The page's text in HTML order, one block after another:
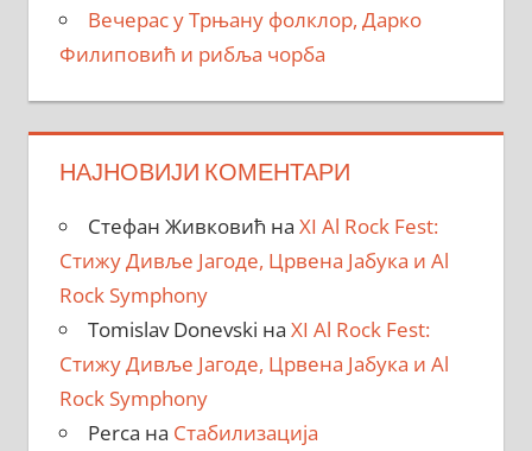
Вечерас у Трњану фолклор, Дарко
Филиповић и рибља чорба
НАЈНОВИЈИ КОМЕНТАРИ
Стефан Живковић на XI Al Rock Fest:
Стижу Дивље Јагоде, Црвена Јабука и Al
Rock Symphony
Tomislav Donevski на XI Al Rock Fest:
Стижу Дивље Јагоде, Црвена Јабука и Al
Rock Symphony
Perca на Стабилизација